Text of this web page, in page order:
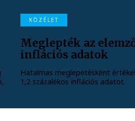
KÖZÉLET
Meglepték az
inflációs adatok
Hatalmas meglepetésként
1,2 százalékos inflációs adatot.